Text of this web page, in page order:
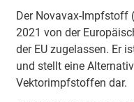
Der Novavax-Impfstoff
2021 von der
der EU zugelassen. Er
und stellt eine
Vektorimpfstoffen dar.